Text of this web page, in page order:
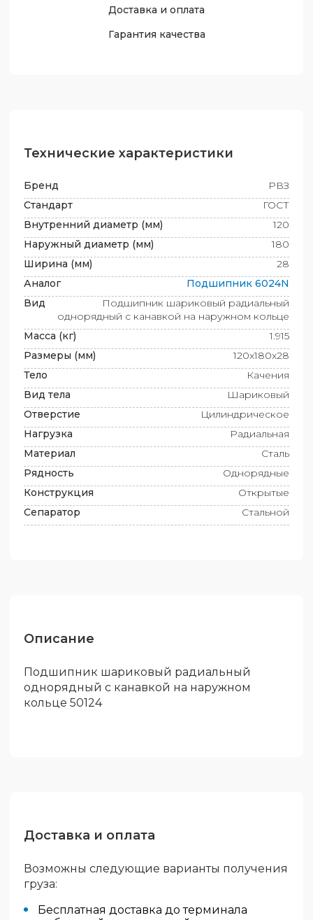
Доставка и оплата
Гарантия качества
Технические характеристики
Бренд
РВЗ
Стандарт
ГОСТ
Внутренний диаметр (мм)
120
Наружный диаметр (мм)
180
Ширина (мм)
28
Аналог
Подшипник 6024N
Вид
Подшипник шариковый радиальный
однорядный с канавкой на наружном кольце
Масса (кг)
1.915
Размеры (мм)
120x180x28
Тело
Качения
Вид тела
Шариковый
Отверстие
Цилиндрическое
Нагрузка
Радиальная
Материал
Сталь
Рядность
Однорядные
Конструкция
Открытые
Сепаратор
Стальной
Описание
Подшипник шариковый радиальный
однорядный с канавкой на наружном
кольце 50124
Доставка и оплата
Возможны следующие варианты получения
груза:
Бесплатная доставка до терминала